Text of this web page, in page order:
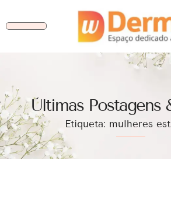
Ùltimas Postagens
Etiqueta: mulheres